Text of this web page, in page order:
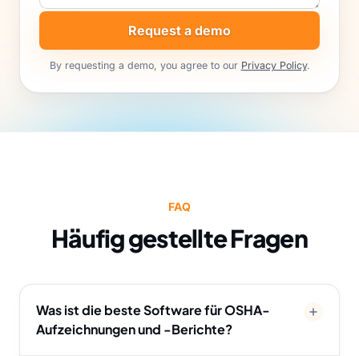
Request a demo
By requesting a demo, you agree to our Privacy Policy.
FAQ
Häufig gestellte Fragen
Was ist die beste Software für OSHA-
Aufzeichnungen und -Berichte?